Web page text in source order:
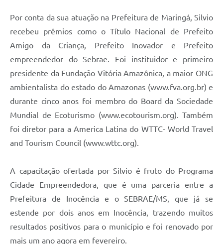
Por conta da sua atuação na Prefeitura de Maringá, Silvio
recebeu prêmios como o Título Nacional de Prefeito
Amigo da Criança, Prefeito Inovador e Prefeito
empreendedor do Sebrae. Foi instituidor e primeiro
presidente da Fundação Vitória Amazônica, a maior ONG
ambientalista do estado do Amazonas (www.fva.org.br) e
durante cinco anos foi membro do Board da Sociedade
Mundial de Ecoturismo (www.ecotourism.org). Também
foi diretor para a America Latina do WTTC- World Travel
and Tourism Council (www.wttc.org).
A capacitação ofertada por Silvio é fruto do Programa
Cidade Empreendedora, que é uma parceria entre a
Prefeitura de Inocência e o SEBRAE/MS, que já se
estende por dois anos em Inocência, trazendo muitos
resultados positivos para o município e foi renovado por
mais um ano agora em fevereiro.